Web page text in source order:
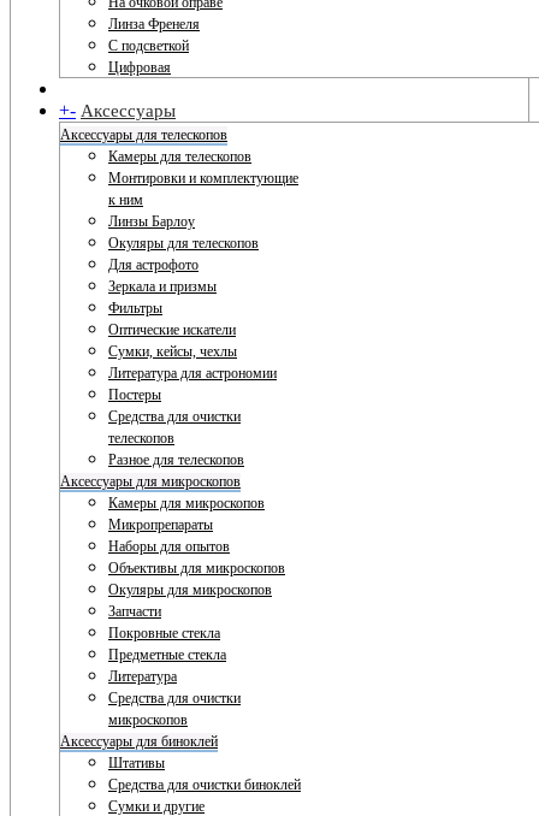
Линза Френеля
С подсветкой
Цифровая
+- Аксессуары
Аксессуары для телескопов
Камеры для телескопов
Монтировки и комплектующие
к ним
Линзы Барлоу
Окуляры для телескопов
Для астрофото
Зеркала и призмы
Фильтры
Оптические искатели
Сумки, кейсы, чехлы
Литература для астрономии
Постеры
Средства для очистки
телескопов
Разное для телескопов
Аксессуары для микроскопов
Камеры для микроскопов
Микропрепараты
Наборы для опытов
Объективы для микроскопов
Окуляры для микроскопов
Запчасти
Покровные стекла
Предметные стекла
Литература
Средства для очистки
микроскопов
Аксессуары для биноклей
Штативы
Средства для очистки биноклей
Сумки и другие